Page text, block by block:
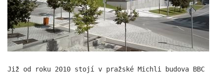
Dneska u nás bylo živo
19.11.2025
Velké díky směřuje fotografovi Markovi Musilovi za
našich sítích a LinkedIn profilech.
Již od roku 2010 stojí v pražské Michli budova BBC